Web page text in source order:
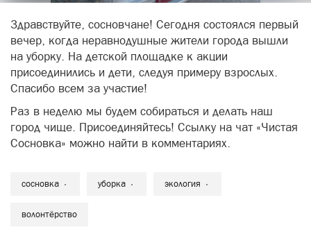
Здравствуйте, сосновчане! Сегодня состоялся первый
вечер, когда неравнодушные жители города вышли
на уборку. На детской площадке к акции
присоединились и дети, следуя примеру взрослых.
Спасибо всем за участие!
Раз в неделю мы будем собираться и делать наш
город чище. Присоединяйтесь! Ссылку на чат «Чистая
Сосновка» можно найти в комментариях.
сосновка уборка экология
волонтёрство